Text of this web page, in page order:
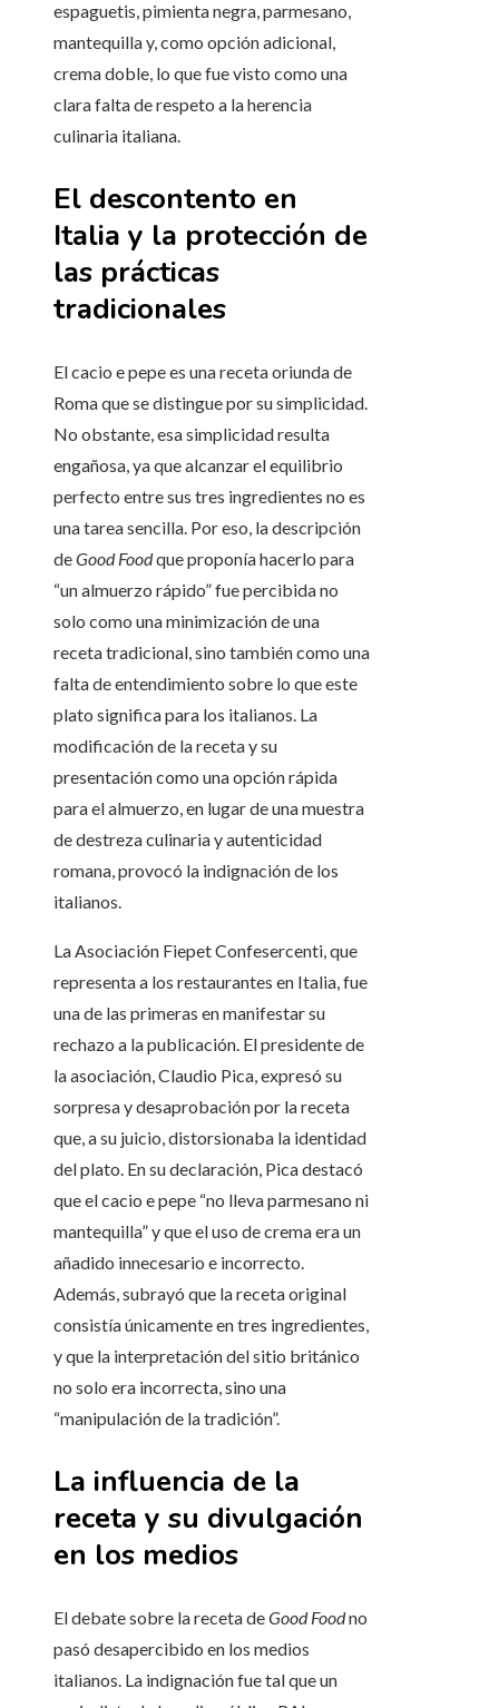
espaguetis, pimienta negra, parmesano,
mantequilla y, como opción adicional,
crema doble, lo que fue visto como una
clara falta de respeto a la herencia
culinaria italiana.
El descontento en
Italia y la protección de
las prácticas
tradicionales
El cacio e pepe es una receta oriunda de
Roma que se distingue por su simplicidad.
No obstante, esa simplicidad resulta
engañosa, ya que alcanzar el equilibrio
perfecto entre sus tres ingredientes no es
una tarea sencilla. Por eso, la descripción
deGood Foodque proponía hacerlo para
“un almuerzo rápido” fue percibida no
solo como una minimización de una
receta tradicional, sino también como una
falta de entendimiento sobre lo que este
plato significa para los italianos. La
modificación de la receta y su
presentación como una opción rápida
para el almuerzo, en lugar de una muestra
de destreza culinaria y autenticidad
romana, provocó la indignación de los
italianos.
La Asociación Fiepet Confesercenti, que
representa a los restaurantes en Italia, fue
una de las primeras en manifestar su
rechazo a la publicación. El presidente de
la asociación, Claudio Pica, expresó su
sorpresa y desaprobación por la receta
que, a su juicio, distorsionaba la identidad
del plato. En su declaración, Pica destacó
que el cacio e pepe “no lleva parmesano ni
mantequilla” y que el uso de crema era un
añadido innecesario e incorrecto.
Además, subrayó que la receta original
consistía únicamente en tres ingredientes,
y que la interpretación del sitio británico
no solo era incorrecta, sino una
“manipulación de la tradición”.
La influencia de la
receta y su divulgación
en los medios
El debate sobre la receta deGood Foodno
pasó desapercibido en los medios
italianos. La indignación fue tal que un